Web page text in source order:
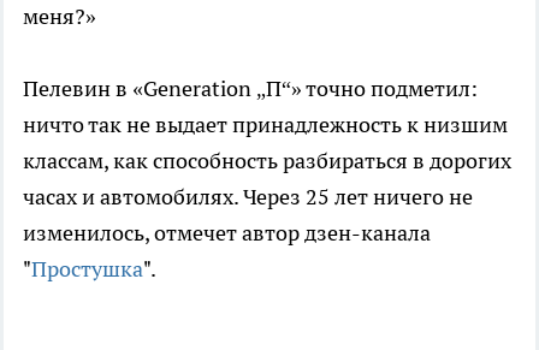
меня?»
Пелевин в «Generation „П“» точно подметил:
ничто так не выдает принадлежность к низшим
классам, как способность разбираться в дорогих
часах и автомобилях. Через 25 лет ничего не
изменилось, отмечет автор дзен-канала
"Простушка".